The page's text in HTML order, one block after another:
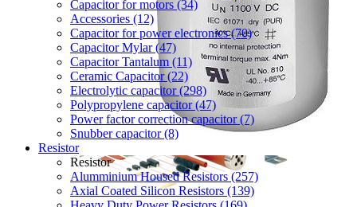
Capacitor for motors (34)
Accessories (12)
Capacitor for power electronics (70)
Capacitor Mylar (47)
Capacitor Tantalum (11)
Ceramic Capacitor (22)
Electrolytic capacitor (298)
Polypropylene capacitor (47)
Power factor correction capacitor (7)
Snubber capacitor (8)
Resistor
Resistor
Alumminium Housed Resistors (257)
Axial Coated Silicon Resistors (139)